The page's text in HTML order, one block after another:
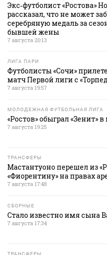
Экс‑футболист «Ростова»
рассказал, что не может
серебряную медаль за
бывшей жены
7 августа 20:13
ЛИГА ПАРИ
Футболисты «Сочи»
матч Первой лиги с
7 августа 19:57
МОЛОДЕЖНАЯ ФУТБОЛЬНАЯ ЛИГА
«Ростов» обыграл «Зенит»
7 августа 19:25
ТРАНСФЕРЫ
Мастантуоно перешел из
«Фиорентину» на правах
7 августа 17:48
СБОРНЫЕ
Стало известно имя сына
7 августа 17:34